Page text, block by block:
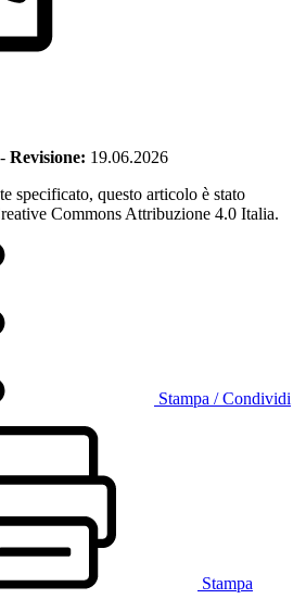
- Revisione: 19.06.2026
specificato, questo articolo è stato
Commons Attribuzione 4.0 Italia.
Stampa / Condividi
Stampa